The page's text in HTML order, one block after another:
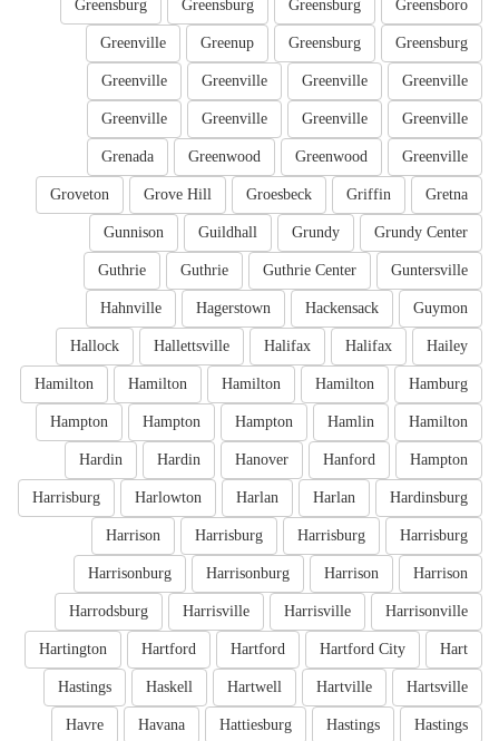
Greensboro
Greensburg
Greensburg
Greensburg
Greensburg
Greensburg
Greenup
Greenville
Greenville
Greenville
Greenville
Greenville
Greenville
Greenville
Greenville
Greenville
Greenville
Greenwood
Greenwood
Grenada
Gretna
Griffin
Groesbeck
Grove Hill
Groveton
Grundy Center
Grundy
Guildhall
Gunnison
Guntersville
Guthrie Center
Guthrie
Guthrie
Guymon
Hackensack
Hagerstown
Hahnville
Hailey
Halifax
Halifax
Hallettsville
Hallock
Hamburg
Hamilton
Hamilton
Hamilton
Hamilton
Hamilton
Hamlin
Hampton
Hampton
Hampton
Hampton
Hanford
Hanover
Hardin
Hardin
Hardinsburg
Harlan
Harlan
Harlowton
Harrisburg
Harrisburg
Harrisburg
Harrisburg
Harrison
Harrison
Harrison
Harrisonburg
Harrisonburg
Harrisonville
Harrisville
Harrisville
Harrodsburg
Hart
Hartford City
Hartford
Hartford
Hartington
Hartsville
Hartville
Hartwell
Haskell
Hastings
Hastings
Hastings
Hattiesburg
Havana
Havre